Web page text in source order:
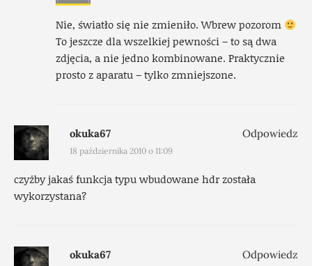
Nie, światło się nie zmieniło. Wbrew pozorom
To jeszcze dla wszelkiej pewności – to są dwa
zdjęcia, a nie jedno kombinowane. Praktycznie
prosto z aparatu – tylko zmniejszone.
okuka67
18 października 2010 o 11:09
czyżby jakaś funkcja typu wbudowane hdr została
wykorzystana?
Odpowiedz
okuka67 Odpowiedz